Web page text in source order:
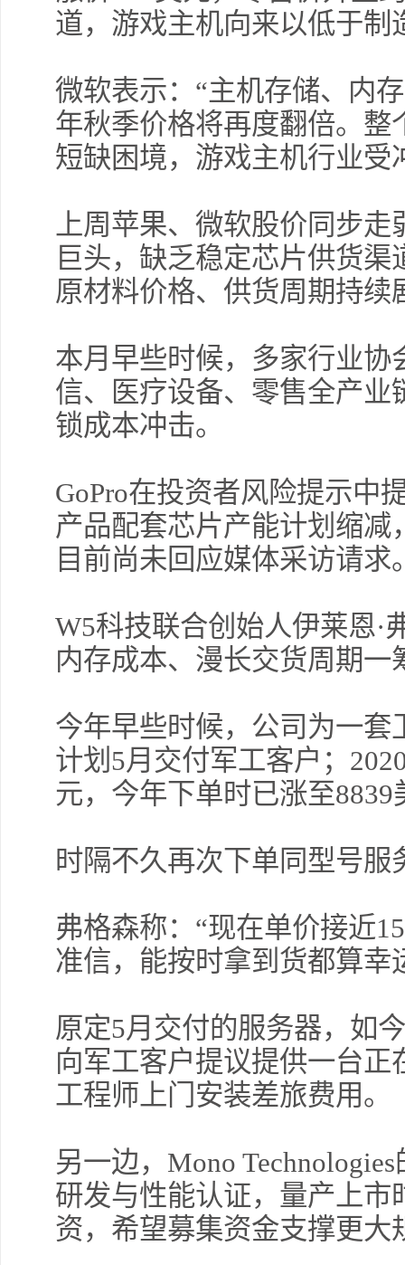
道，游戏主机向来以低于制
微软表示：“主机存储、内
年秋季价格将再度翻倍。
短缺困境，游戏主机行业受
上周苹果、微软股价同步
巨头，缺乏稳定芯片供货
原材料价格、供货周期持续
本月早些时候，多家行业
信、医疗设备、零售全产
锁成本冲击。
GoPro在投资者风险提示中
产品配套芯片产能计划缩
目前尚未回应媒体采访请求
W5科技联合创始人伊莱恩·
内存成本、漫长交货周期一
今年早些时候，公司为一
计划5月交付军工客户；
元，今年下单时已涨至8839
时隔不久再次下单同型号
弗格森称：“现在单价接近
准信，能按时拿到货都算幸
原定5月交付的服务器，如
向军工客户提议提供一台
工程师上门安装差旅费用。
另一边，Mono
研发与性能认证，量产上
资，希望募集资金支撑更大